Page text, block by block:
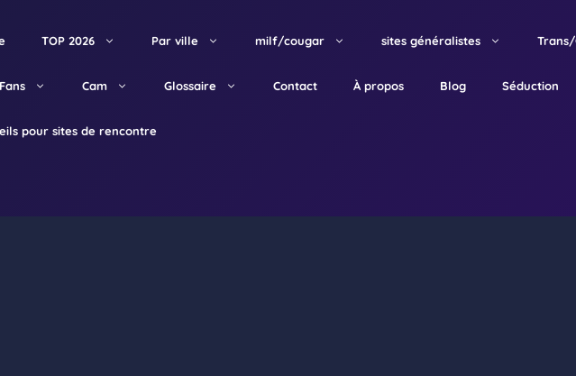
TOP 2026 Par ville milf/cougar sites généralistes
Cam Glossaire Contact À propos Blog Séduction
pour sites de rencontre